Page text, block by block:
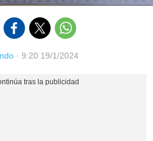
· 9:20 19/1/2024